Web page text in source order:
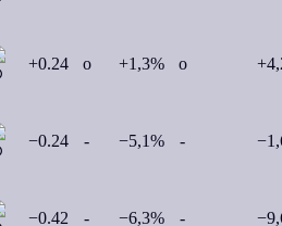
+0.24 o +1,3% o
−0.24 - −5,1% -
−0.42 - −6,3% -